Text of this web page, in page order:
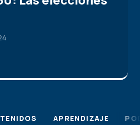
APRENDIZAJE